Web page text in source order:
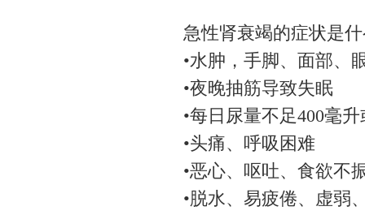
急性肾衰竭的症状是
•水肿，手脚、面部、
•夜晚抽筋导致失眠
•每日尿量不足400毫
•头痛、呼吸困难
•恶心、呕吐、食欲不
•脱水、易疲倦、虚弱